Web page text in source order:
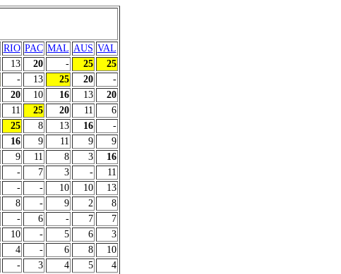
RIO PAC MAL AUS VAL
13 20 - 25
25
- 13 25 20
-
20 10 16 13
20
11 25 20 11
6
25 8 13 16
-
16 9 11 9
9
9 11 8 3
16
- 7 3 -
11
- - 10 10
13
8 - 9 2
8
- 6 - 7
7
10 - 5 6
3
4 - 6 8
10
- 3 4 5
4